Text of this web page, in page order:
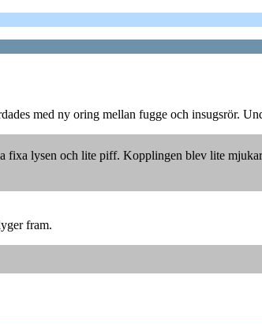
med ny oring mellan fugge och insugsrör.
fixa lysen och lite piff. Kopplingen blev lite
fram.